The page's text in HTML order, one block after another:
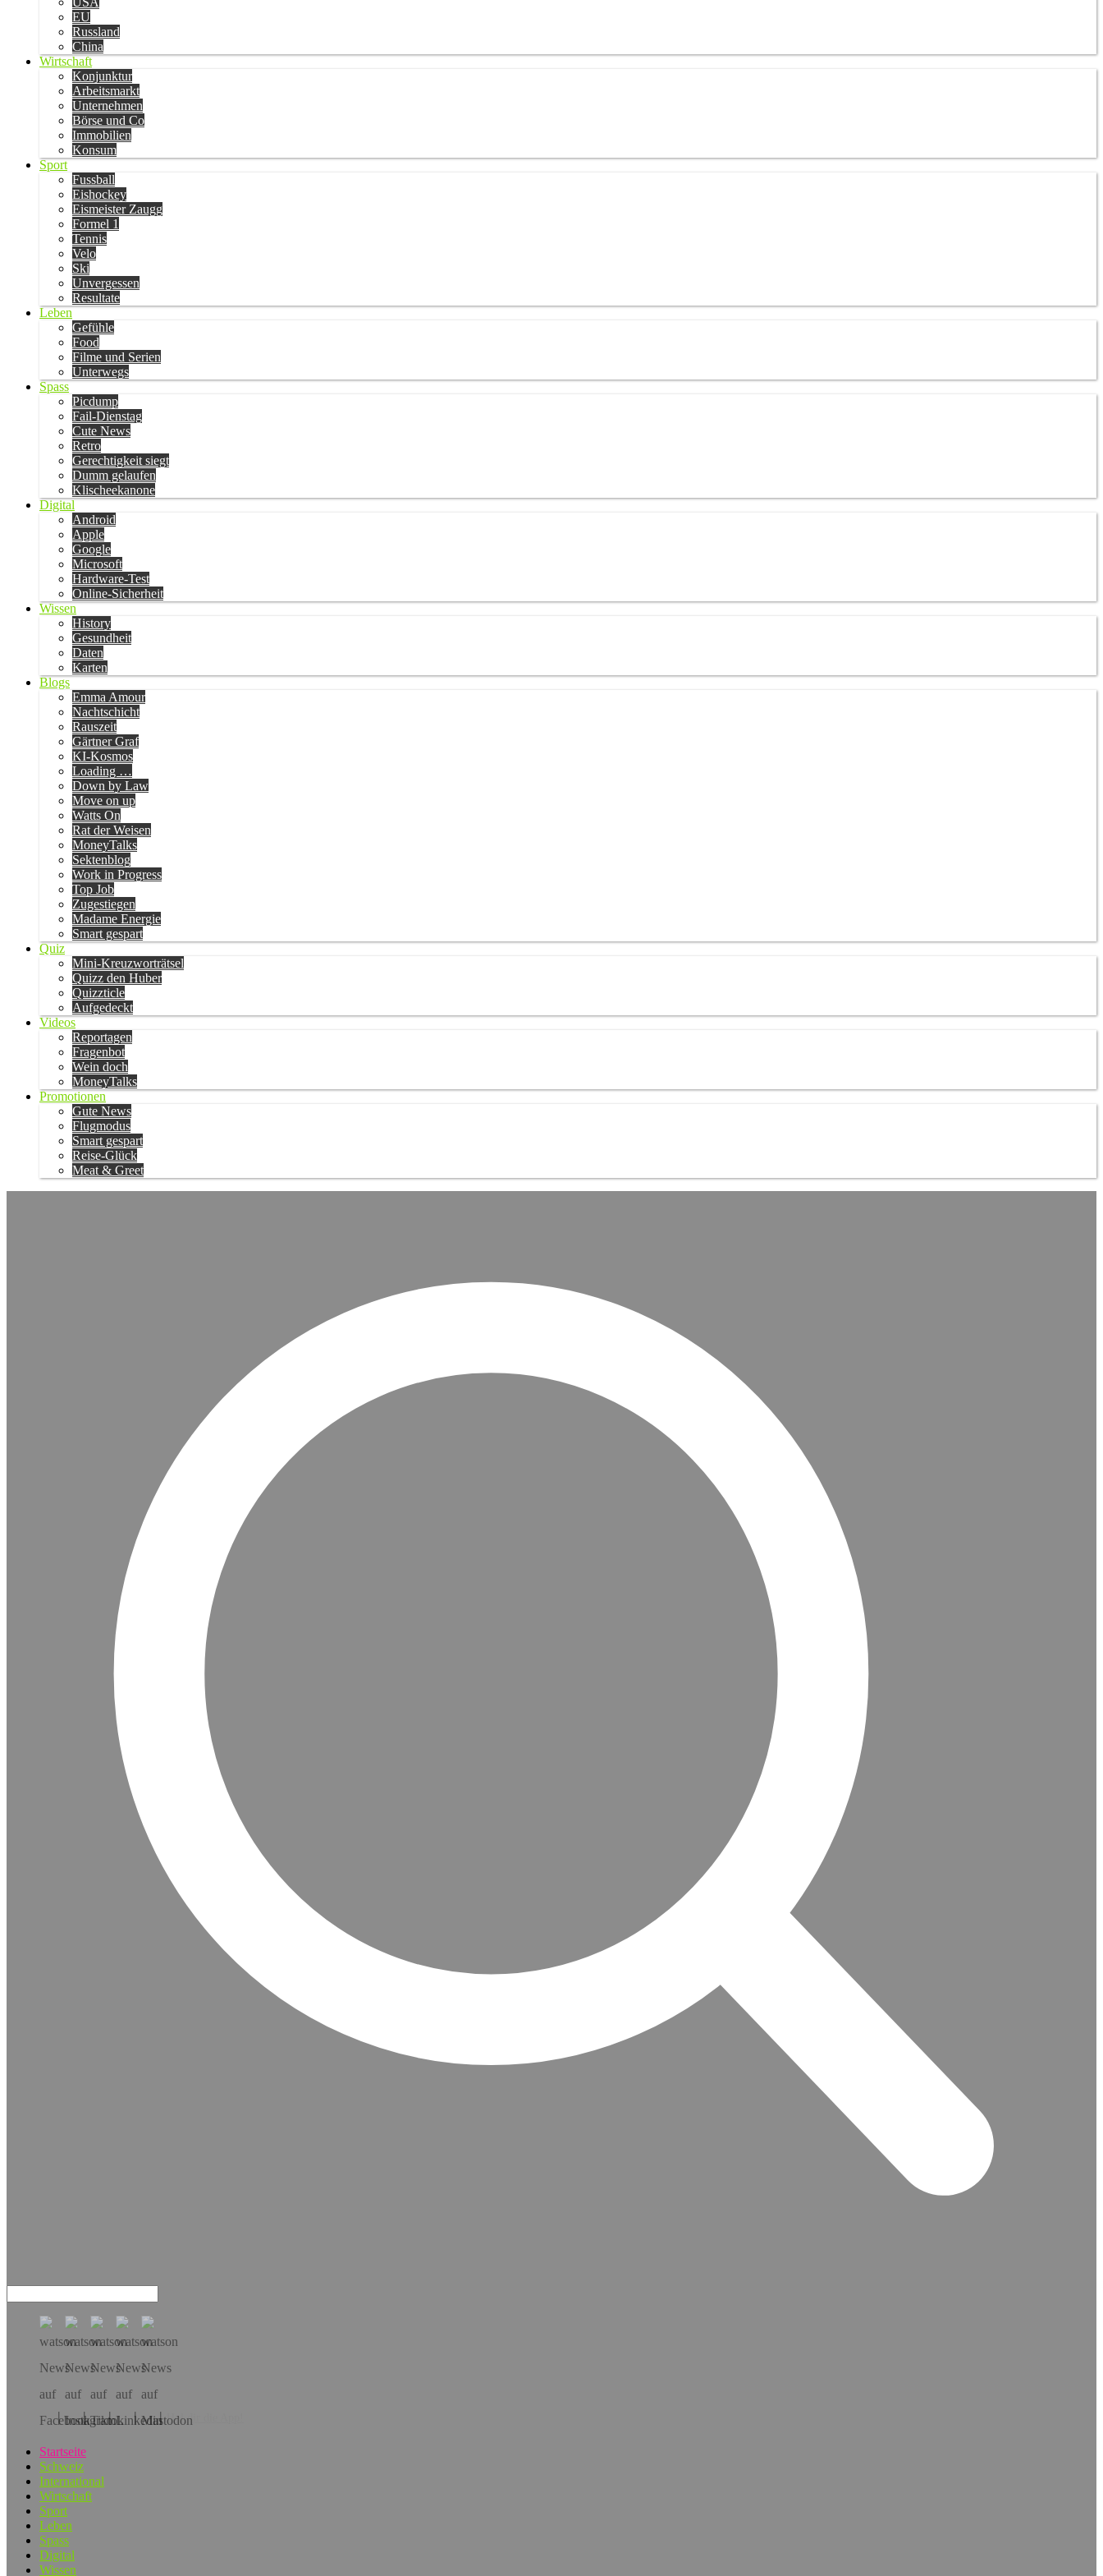
EU
Russland
China
Wirtschaft
Konjunktur
Arbeitsmarkt
Unternehmen
Börse und Co
Immobilien
Konsum
Sport
Fussball
Eishockey
Eismeister Zaugg
Formel 1
Tennis
Velo
Ski
Unvergessen
Resultate
Leben
Gefühle
Food
Filme und Serien
Unterwegs
Spass
Picdump
Fail-Dienstag
Cute News
Retro
Gerechtigkeit siegt
Dumm gelaufen
Klischeekanone
Digital
Android
Apple
Google
Microsoft
Hardware-Test
Online-Sicherheit
Wissen
History
Gesundheit
Daten
Karten
Blogs
Emma Amour
Nachtschicht
Rauszeit
Gärtner Graf
KI-Kosmos
Loading …
Down by Law
Move on up
Watts On
Rat der Weisen
MoneyTalks
Sektenblog
Work in Progress
Top Job
Zugestiegen
Madame Energie
Smart gespart
Quiz
Mini-Kreuzworträtsel
Quizz den Huber
Quizzticle
Aufgedeckt
Videos
Reportagen
Fragenbot
Wein doch
MoneyTalks
Promotionen
Gute News
Flugmodus
Smart gespart
Reise-Glück
Meat & Greet
Hol dir die App!
Startseite
Schweiz
International
Wirtschaft
Sport
Leben
Spass
Digital
Wissen